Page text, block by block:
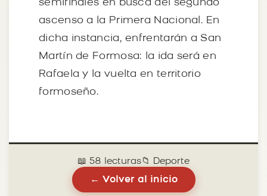
semifinales en busca del segundo
ascenso a la Primera Nacional. En
dicha instancia, enfrentarán a San
Martín de Formosa: la ida será en
Rafaela y la vuelta en territorio
formoseño.
📖 58 lecturas📁 Deporte
← Volver al inicio